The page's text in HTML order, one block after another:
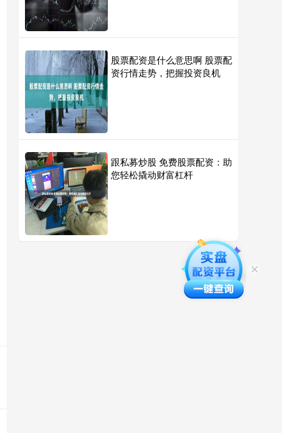
股票配资是什么意思啊 股票配
资行情走势，把握投资良机
跟私募炒股 免费股票配资：助
您轻松撬动财富杠杆